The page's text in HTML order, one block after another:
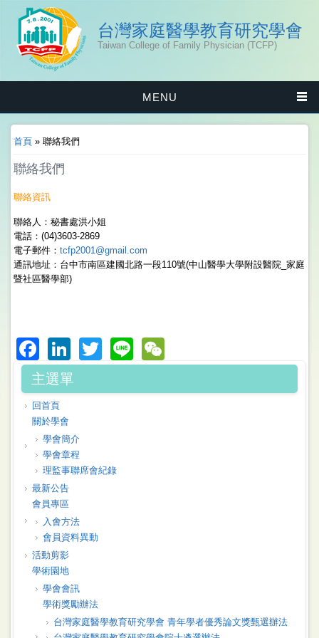
台灣家庭醫學教育研究學會
Taiwan College of Family Physician (TCFP)
MENU
您在這裡
首頁 » 聯絡我們
聯絡我們
聯絡資訊
聯絡人：秘書處洪小姐
電話：(04)3603-2869
電子郵件：tcfp2001@gmail.com
通訊地址：台中市南區建國北路一段110號(中山醫學大學附設醫院_家庭
暨社區醫學部)
Facebook
LinkedIn
Twitter
Line
主選單
回首頁
關於學會
學會簡介
學會章程
理監事聯席會紀錄
最新公告
會員專區
入會方法
會員資料異動
活動剪影
學術園地
學會會訊
學術獎勵辦法
台灣家庭醫學教育研究學會 青年學者優秀論文獎甄選辦法